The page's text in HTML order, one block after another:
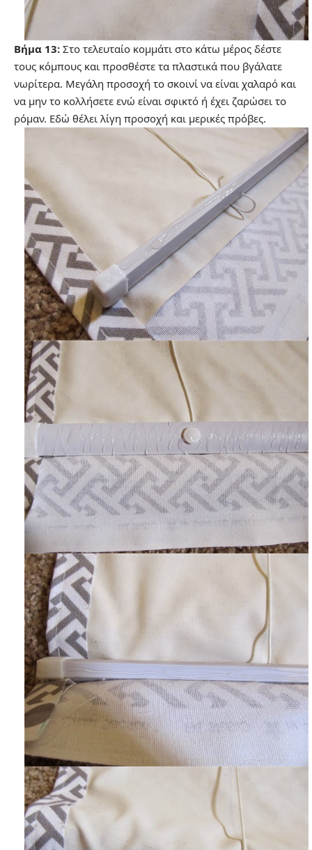
Βήμα 13: Στο τελευταίο κομμάτι στο κάτω μέρος δέστε
τους κόμπους και προσθέστε τα πλαστικά που βγάλατε
νωρίτερα. Μεγάλη προσοχή το σκοινί να είναι χαλαρό και
να μην το κολλήσετε ενώ είναι σφικτό ή έχει ζαρώσει το
ρόμαν. Εδώ θέλει λίγη προσοχή και μερικές πρόβες.